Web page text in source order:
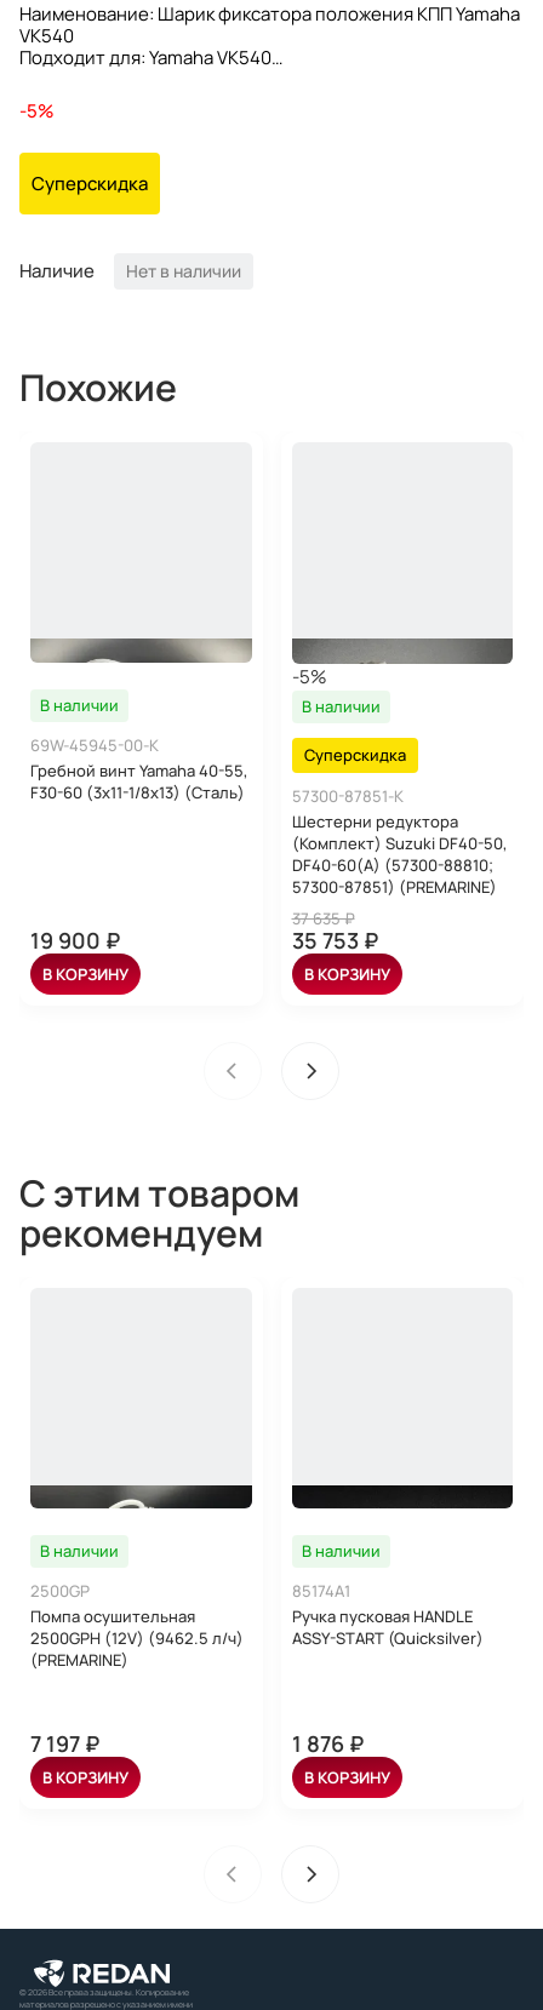
Наименование: Шарик фиксатора положения КПП Yamaha
VK540
Подходит для: Yamaha VK540
Производитель: Yamaha
-5%
Суперскидка
Наличие Нет в наличии
Похожие
В наличии
69W-45945-00-K
Гребной винт Yamaha 40-55,
F30-60 (3x11-1/8x13) (Сталь)
19 900 ₽
В КОРЗИНУ
-5%
В наличии
Суперскидка
57300-87851-K
Шестерни редуктора
(Комплект) Suzuki DF40-50,
DF40-60(A) (57300-88810;
57300-87851) (PREMARINE)
37 635 ₽
35 753 ₽
В КОРЗИНУ
С этим товаром
рекомендуем
В наличии
2500GP
Помпа осушительная
2500GPH (12V) (9462.5 л/ч)
(PREMARINE)
7 197 ₽
В КОРЗИНУ
В наличии
85174A1
Ручка пусковая HANDLE
ASSY-START (Quicksilver)
1 876 ₽
В КОРЗИНУ
© 2026 Все права защищены. Копирование
материалов разрешено с указанием имени